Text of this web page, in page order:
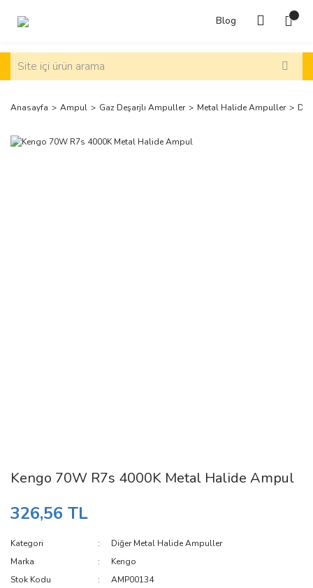
Blog
Anasayfa Ampul Gaz Deşarjlı Ampuller Metal Halide Ampuller
Kengo 70W R7s 4000K Metal Halide Ampul
326,56 TL
Kategori
Diğer Metal Halide Ampuller
Marka
Kengo
Stok Kodu
AMP00134